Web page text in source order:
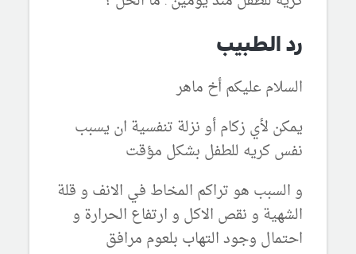
رد الطبيب
السلام عليكم أخ ماهر
يمكن لأي زكام أو نزلة تنفسية ان يسبب
نفس كريه للطفل بشكل مؤقت
و السبب هو تراكم المخاط في الانف و قلة
الشهية و نقص الاكل و ارتفاع الحرارة و
احتمال وجود التهاب بلعوم مرافق